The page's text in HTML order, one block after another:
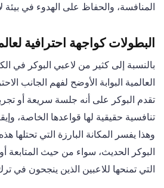
المنافسة، والحفاظ على الهدوء في بيئة
البطولات كواجهة احترافية
بالنسبة إلى كثير من لاعبي البوكر في
العالمية البوابة الأوضح لفهم الجانب
تقدم البوكر على أنه جلسة سريعة أو
تنافسية حقيقية لها قواعدها الخاصة،
وهذا يفسر المكانة البارزة التي تحتلها
البوكر الحديث، سواء من حيث المتابعة
التي تمنحها للاعبين الذين ينجحون في